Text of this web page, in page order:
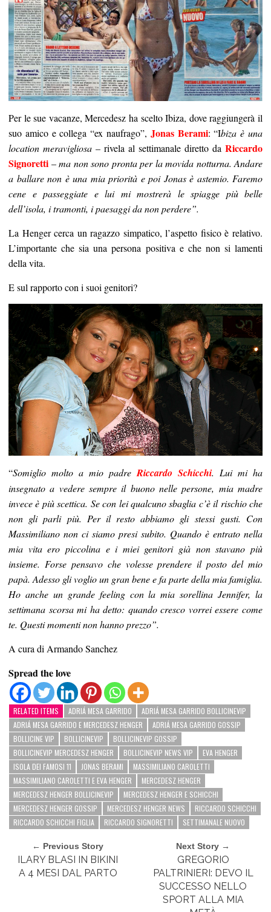
Per le sue vacanze, Mercedesz ha scelto Ibiza, dove raggiungerà il
suo amico e collega “ex naufrago”, Jonas Berami: “Ibiza è una
location meravigliosa – rivela al settimanale diretto da Riccardo
Signoretti –ma non sono pronta per la movida notturna. Andare
a ballare non è una mia priorità e poi Jonas è astemio. Faremo
cene e passeggiate e lui mi mostrerà le spiagge più belle
dell’isola, i tramonti, i paesaggi da non perdere”.
La Henger cerca un ragazzo simpatico, l’aspetto fisico è relativo.
L’importante che sia una persona positiva e che non si lamenti
della vita.
E sul rapporto con i suoi genitori?
“Somiglio molto a mio padre Riccardo Schicchi. Lui mi ha
insegnato a vedere sempre il buono nelle persone, mia madre
invece è più scettica. Se con lei qualcuno sbaglia c’è il rischio che
non gli parli più. Per il resto abbiamo gli stessi gusti. Con
Massimiliano non ci siamo presi subito. Quando è entrato nella
mia vita ero piccolina e i miei genitori già non stavano più
insieme. Forse pensavo che volesse prendere il posto del mio
papà. Adesso gli voglio un gran bene e fa parte della mia famiglia.
Ho anche un grande feeling con la mia sorellina Jennifer, la
settimana scorsa mi ha detto: quando cresco vorrei essere come
te. Questi momenti non hanno prezzo”.
A cura di Armando Sanchez
Spread the love
RELATED ITEMS ADRIÁ MESA GARRIDO
ADRIÁ MESA GARRIDO BOLLICINEVIP
ADRIÁ MESA GARRIDO E MERCEDESZ HENGER
ADRIÁ MESA GARRIDO GOSSIP
BOLLICINE VIP
BOLLICINEVIP
BOLLICINEVIP GOSSIP
BOLLICINEVIP MERCEDESZ HENGER
BOLLICINEVIP NEWS VIP
EVA HENGER
ISOLA DEI FAMOSI 11
JONAS BERAMI
MASSIMILIANO CAROLETTI
MASSIMILIANO CAROLETTI E EVA HENGER
MERCEDESZ HENGER
MERCEDESZ HENGER BOLLICINEVIP
MERCEDESZ HENGER E SCHICCHI
MERCEDESZ HENGER GOSSIP
MERCEDESZ HENGER NEWS
RICCARDO SCHICCHI
RICCARDO SCHICCHI FIGLIA
RICCARDO SIGNORETTI SETTIMANALE NUOVO
← Previous Story
ILARY BLASI IN BIKINI
A 4 MESI DAL PARTO
Next Story →
GREGORIO
PALTRINIERI: DEVO IL
SUCCESSO NELLO
SPORT ALLA MIA